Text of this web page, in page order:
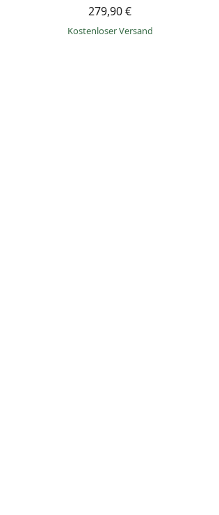
279,90 €
Kostenloser Versand